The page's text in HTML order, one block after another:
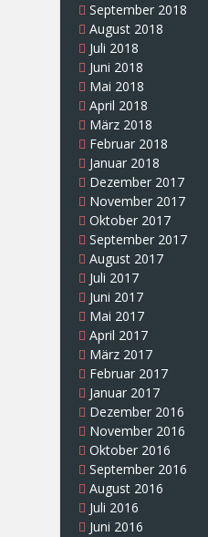
September 2018
August 2018
Juli 2018
Juni 2018
Mai 2018
April 2018
März 2018
Februar 2018
Januar 2018
Dezember 2017
November 2017
Oktober 2017
September 2017
August 2017
Juli 2017
Juni 2017
Mai 2017
April 2017
März 2017
Februar 2017
Januar 2017
Dezember 2016
November 2016
Oktober 2016
September 2016
August 2016
Juli 2016
Juni 2016